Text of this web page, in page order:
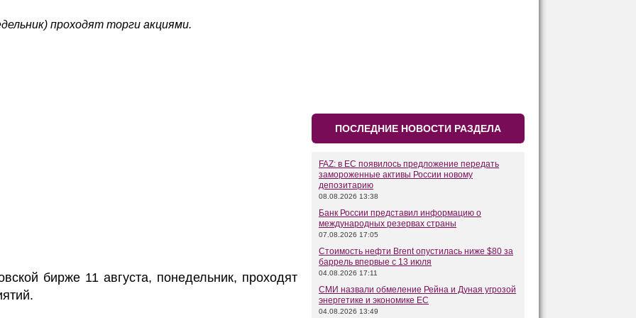
проходят торги акциями.
бирже 11 августа, понедельник, проходят
ПОСЛЕДНИЕ НОВОСТИ РАЗДЕЛА
FAZ: в ЕС появилось предложение передать
замороженные активы России новому
депозитарию
08.08.2026 13:38
Банк России представил информацию о
международных резервах страны
07.08.2026 17:05
Стоимость нефти Brent опустилась ниже $80 за
баррель впервые с 13 июля
04.08.2026 17:11
СМИ назвали обмеление Рейна и Дуная угрозой
энергетике и экономике ЕС
04.08.2026 13:49